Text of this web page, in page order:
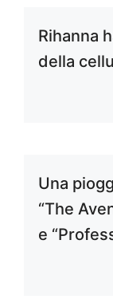
Rihanna
della
Una
“The
e